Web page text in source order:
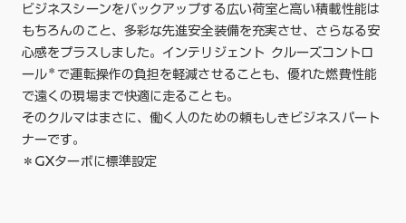
ビジネスシーンをバックアップする広い荷室と高い積載性能は
もちろんのこと、多彩な先進安全装備を充実させ、さらなる安
心感をプラスしました。インテリジェント クルーズコントロ
ール＊ で運転操作の負担を軽減させることも、優れた燃費性能
で遠くの現場まで快適に走ることも。
そのクルマはまさに、働く人のための頼もしきビジネスパート
ナーです。
＊GXターボに標準設定